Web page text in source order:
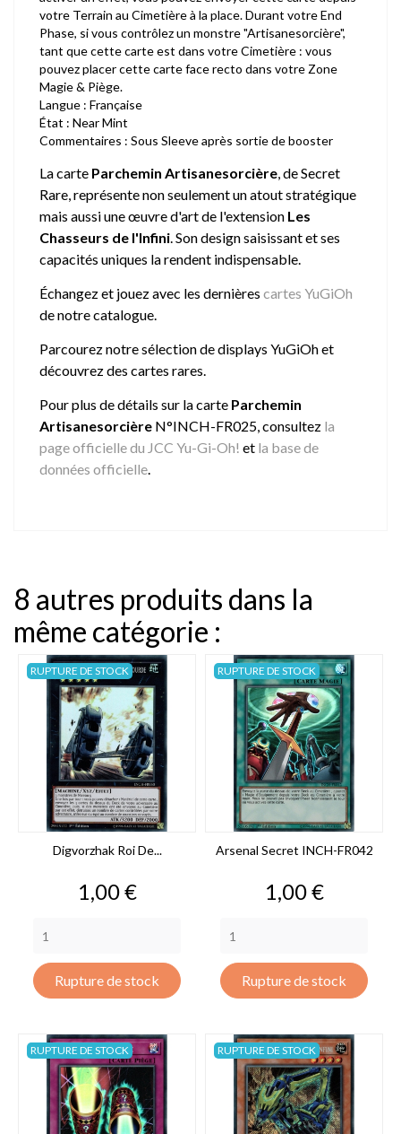
votre Terrain au Cimetière à la place. Durant votre End
Phase, si vous contrôlez un monstre "Artisanesorcière",
tant que cette carte est dans votre Cimetière : vous
pouvez placer cette carte face recto dans votre Zone
Magie & Piège.
Langue : Française
État : Near Mint
Commentaires : Sous Sleeve après sortie de booster
La carte Parchemin Artisanesorcière, de Secret
Rare, représente non seulement un atout stratégique
mais aussi une œuvre d'art de l'extension Les
Chasseurs de l'Infini. Son design saisissant et ses
capacités uniques la rendent indispensable.
Échangez et jouez avec les dernières cartes YuGiOh
de notre catalogue.
Parcourez notre sélection dedisplays YuGiOhet
découvrez des cartes rares.
Pour plus de détails sur la carte Parchemin
Artisanesorcière N°INCH-FR025, consultez la
page officielle du JCC Yu-Gi-Oh! et la base de
données officielle.
8 autres produits dans la
même catégorie :
Digvorzhak Roi De...
Prix
1,00 €
Rupture de stock
RUPTURE DE STOCK
Arsenal Secret INCH-FR042
Prix
1,00 €
Rupture de stock
RUPTURE DE STOCK
RUPTURE DE STOCK RUPTURE DE STOCK